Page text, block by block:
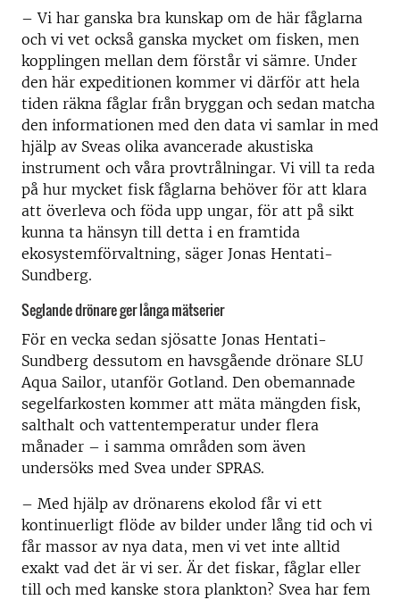
– Vi har ganska bra kunskap om de här fåglarna
och vi vet också ganska mycket om fisken, men
kopplingen mellan dem förstår vi sämre. Under
den här expeditionen kommer vi därför att hela
tiden räkna fåglar från bryggan och sedan matcha
den informationen med den data vi samlar in med
hjälp av Sveas olika avancerade akustiska
instrument och våra provtrålningar. Vi vill ta reda
på hur mycket fisk fåglarna behöver för att klara
att överleva och föda upp ungar, för att på sikt
kunna ta hänsyn till detta i en framtida
ekosystemförvaltning, säger Jonas Hentati-
Sundberg.
Seglande drönare ger långa mätserier
För en vecka sedan sjösatte Jonas Hentati-
Sundberg dessutom en havsgående drönare SLU
Aqua Sailor, utanför Gotland. Den obemannade
segelfarkosten kommer att mäta mängden fisk,
salthalt och vattentemperatur under flera
månader – i samma områden som även
undersöks med Svea under SPRAS.
– Med hjälp av drönarens ekolod får vi ett
kontinuerligt flöde av bilder under lång tid och vi
får massor av nya data, men vi vet inte alltid
exakt vad det är vi ser. Är det fiskar, fåglar eller
till och med kanske stora plankton? Svea har fem